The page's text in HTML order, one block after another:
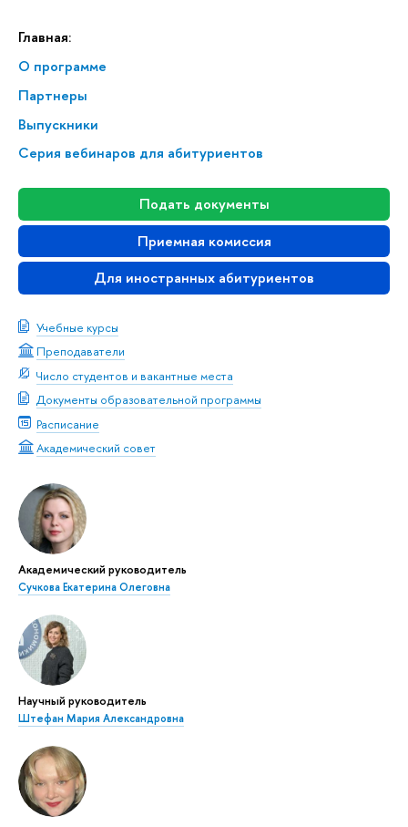
Главная:
О программе
Партнеры
Выпускники
Серия вебинаров для абитуриентов
Подать документы
Приемная комиссия
Для иностранных абитуриентов
Учебные курсы
Преподаватели
Число студентов и вакантные места
Документы образовательной программы
Расписание
Академический совет
Академический руководитель
Сучкова Екатерина Олеговна
Научный руководитель
Штефан Мария Александровна